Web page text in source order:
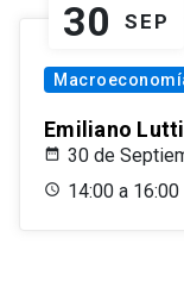
30 SEP
Emiliano
30 de
14:00 a 16:00